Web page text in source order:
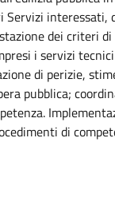
interessati,
dei criteri
i servizi
di perizie,
pubblica;
di